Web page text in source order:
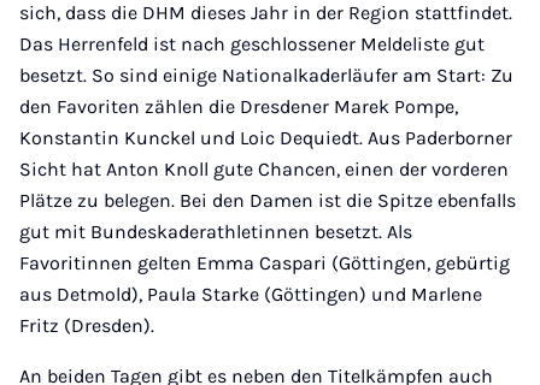
sich, dass die DHM dieses Jahr in der Region stattfindet.
Das Herrenfeld ist nach geschlossener Meldeliste gut
besetzt. So sind einige Nationalkaderläufer am Start: Zu
den Favoriten zählen die Dresdener Marek Pompe,
Konstantin Kunckel und Loic Dequiedt. Aus Paderborner
Sicht hat Anton Knoll gute Chancen, einen der vorderen
Plätze zu belegen. Bei den Damen ist die Spitze ebenfalls
gut mit Bundeskaderathletinnen besetzt. Als
Favoritinnen gelten Emma Caspari (Göttingen, gebürtig
aus Detmold), Paula Starke (Göttingen) und Marlene
Fritz (Dresden).
An beiden Tagen gibt es neben den Titelkämpfen auch